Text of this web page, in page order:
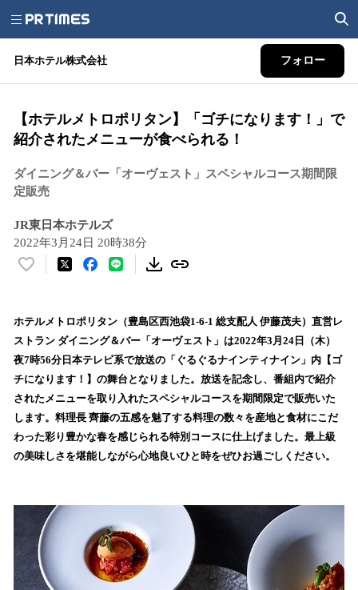
日本ホテル株式会社 フォロー
【ホテルメトロポリタン】「ゴチになります！」で
紹介されたメニューが食べられる！
ダイニング＆バー「オーヴェスト」スペシャルコース期間限
定販売
JR東日本ホテルズ
2022年3月24日 20時38分
い
！
数
を
読
み
込
み
中
で
ホテルメトロポリタン（豊島区西池袋1-6-1 総支配人 伊藤茂夫）直営レ
ストラン ダイニング＆バー「オーヴェスト」は2022年3月24日（木）
夜7時56分日本テレビ系で放送の「ぐるぐるナインティナイン」内【ゴ
チになります！】の舞台となりました。放送を記念し、番組内で紹介
されたメニューを取り入れたスペシャルコースを期間限定で販売いた
します。料理長 齊藤の五感を魅了する料理の数々を産地と食材にこだ
わった彩り豊かな春を感じられる特別コースに仕上げました。最上級
の美味しさを堪能しながら心地良いひと時をぜひお過ごしください。